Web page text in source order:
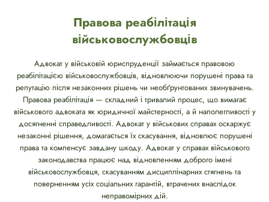
Правова реабілітація
військовослужбовців
Адвокат у військовій юриспруденції займається правовою
реабілітацією військовослужбовців, відновлюючи порушені права та
репутацію після незаконних рішень чи необґрунтованих звинувачень.
Правова реабілітація — складний і тривалий процес, що вимагає
військового адвоката як юридичної майстерності, а й наполегливості у
досягненні справедливості. Адвокат у військових справах оскаржує
незаконні рішення, домагається їх скасування, відновлює порушені
права та компенсує завдану шкоду. Адвокат у справах військового
законодавства працює над відновленням доброго імені
військовослужбовця, скасуванням дисциплінарних стягнень та
поверненням усіх соціальних гарантій, втрачених внаслідок
неправомірних дій.